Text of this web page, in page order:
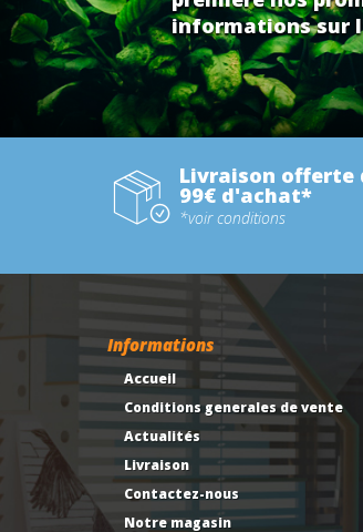
informations sur
Livraison offerte
99€ d'achat*
*voir conditions
Informations
Accueil
Conditions generales de vente
Actualités
Livraison
Contactez-nous
Notre magasin